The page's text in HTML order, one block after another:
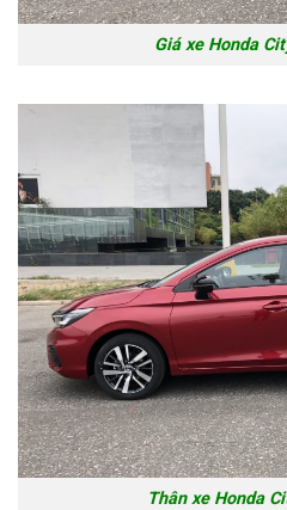
Giá xe Honda
Thân xe Honda